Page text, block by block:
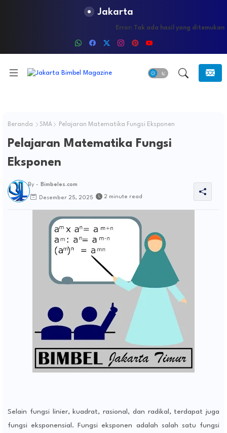
Jakarta
Error: Tak ada hasil yang ditemukan
Beranda SMA Pelajaran Matematika Fungsi Eksponen
Pelajaran Matematika Fungsi
Eksponen
By - Bimbeles.com
Desember 25, 2025 2 minute read
Selain fungsi linier, kuadrat, rasional, dan radikal, terdapat juga
fungsi eksponensial. Fungsi eksponen adalah salah satu fungsi